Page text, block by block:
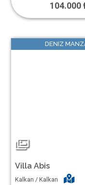
104.000
DENIZ
Villa Abis
Kalkan / Kalkan